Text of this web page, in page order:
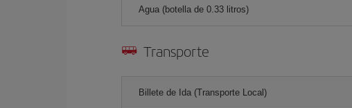
Agua (botella de 0.33 litros)
Transporte
Billete de Ida (Transporte Local)